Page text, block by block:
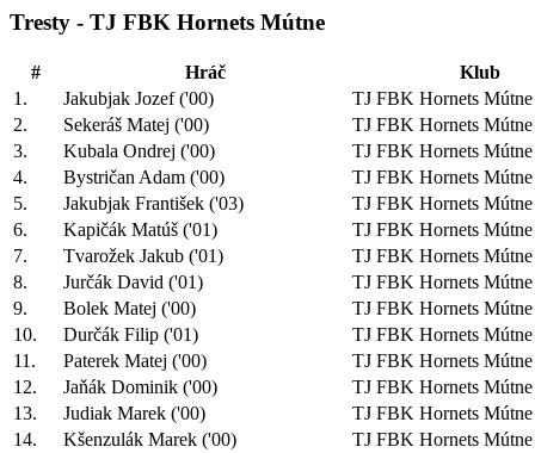
Tresty - TJ FBK Hornets Mútne
# Hráč
Klub
1.
Jakubjak Jozef ('00)
TJ FBK Hornets Mútne
2.
Sekeráš Matej ('00)
TJ FBK Hornets Mútne
3.
Kubala Ondrej ('00)
TJ FBK Hornets Mútne
4.
Bystričan Adam ('00)
TJ FBK Hornets Mútne
5.
Jakubjak František ('03)
TJ FBK Hornets Mútne
6.
Kapičák Matúš ('01)
TJ FBK Hornets Mútne
7.
Tvarožek Jakub ('01)
TJ FBK Hornets Mútne
8.
Jurčák David ('01)
TJ FBK Hornets Mútne
9.
Bolek Matej ('00)
TJ FBK Hornets Mútne
10.
Durčák Filip ('01)
TJ FBK Hornets Mútne
11.
Paterek Matej ('00)
TJ FBK Hornets Mútne
12.
Jaňák Dominik ('00)
TJ FBK Hornets Mútne
13.
Judiak Marek ('00)
TJ FBK Hornets Mútne
14.
Kšenzulák Marek ('00)
TJ FBK Hornets Mútne